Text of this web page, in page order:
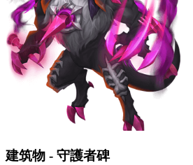
建筑物 - 守護者碑